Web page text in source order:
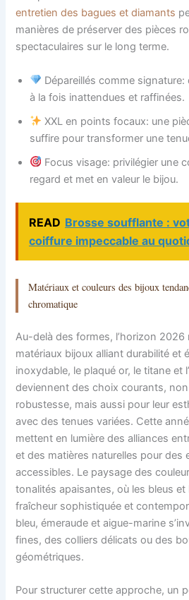
entretien des bagues et diamants
manières de préserver des pièces
spectaculaires sur le long terme.
Dépareillés comme
à la fois inattendues et raffinées.
XXL en points focaux: une
suffire pour transformer une
Focus visage: privilégier une
regard et met en valeur le bijou.
READ Brosse soufflante :
coiffure impeccable au
Matériaux et couleurs des bijoux
chromatique
Au-delà des formes, l’horizon 2026
matériaux bijoux alliant durabilité et
inoxydable, le plaqué or, le titane et
deviennent des choix courants,
robustesse, mais aussi pour leur
avec des tenues variées. Cette
mettent en lumière des alliances
et des matières naturelles pour des
accessibles. Le paysage des
tonalités apaisantes, où les bleus
fraîcheur sophistiquée et
bleu, émeraude et aigue-marine
fines, des colliers délicats ou des
géométriques.
Pour structurer cette approche, un